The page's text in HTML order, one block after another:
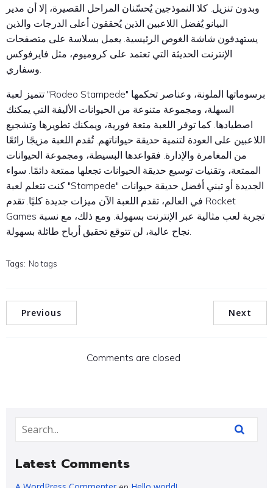
وبدون تنزيل. كلا النموذجين يُحسّنان المراحل القصيرة، إلا أن مدير
البيانو يُفضل اللاعبين الذين يُحققون أعلى الدرجات والذين
يستهدفون شاشة الغوص الرئيسية. يعمل بسلاسة على متصفحات
الإنترنت الحديثة التي تعتمد على كروميوم، مثل فايرفوكس
وسفاري.
تتميز لعبة "Rodeo Stampede" برسوماتها الملونة، وعناصر تحكمها
السهلة، ومجموعة متنوعة من الحيوانات الأليفة التي يمكنك
اصطيادها. كما توفر اللعبة متعة فورية، ويمكنك تطويرها وتشجيع
اللاعبين على العودة لتنمية حديقة حيواناتهم. تُقدم اللعبة مزيجًا رائعًا
من المغامرة والإدارة. فقواعدها البسيطة، ومجموعة الحيوانات
الممتعة، وتقنيات توسيع حديقة الحيوانات تجعلها ممتعة دائمًا. سواء
كنت تتعلم لعبة "Stampede" الجديدة أو تبني أفضل حديقة حيوانات
في العالم، تقدم اللعبة الآن ميزات جديدة كليًا. تقدم Rocket
Games تجربة لعب مثالية عبر الإنترنت بسهولة. ومع ذلك، مع نسبة
نجاح عالية، لن تتوقع تحقيق أرباح طائلة بسهولة.
Tags: No tags
Previous Next
Comments are closed
Latest Comments